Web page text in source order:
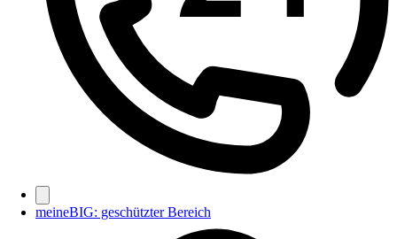
meineBIG: geschützter Bereich